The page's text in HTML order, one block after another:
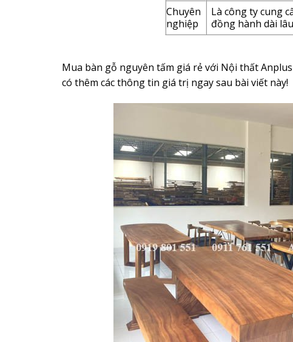
Chuyên
nghiệp
Là công ty cung
đồng hành dài
Mua bàn gỗ nguyên tấm giá rẻ với Nội thất
có thêm các thông tin giá trị ngay sau bài viết này!